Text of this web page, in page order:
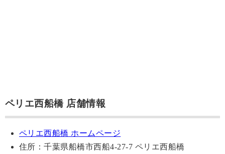
ペリエ西船橋 店舗情報
ペリエ西船橋 ホームページ
住所：千葉県船橋市西船4-27-7 ペリエ西船橋